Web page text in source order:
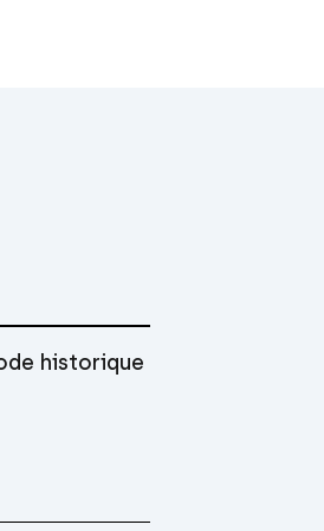
historique